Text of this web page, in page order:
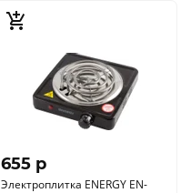
655 p
Электроплитка ENERGY EN-